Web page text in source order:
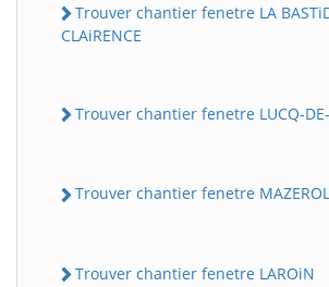
Trouver chantier fenetre LA
CLAiRENCE
Trouver chantier fenetre LUCQ-
Trouver chantier fenetre
Trouver chantier fenetre LAROiN